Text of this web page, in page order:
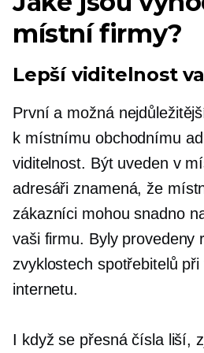
místní firmy?
Lepší viditelnost
První a možná
k místnímu obchodnímu
viditelnost. Být uveden v
adresáři znamená, že
zákazníci mohou snadno
vaši firmu. Byly provedeny
zvyklostech spotřebitelů
internetu.
I když se přesná čísla liší,